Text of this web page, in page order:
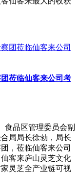
莅临仙客来公司考
食品区管理委员会副
局局长徐勃，局长
，莅临仙客来公司
客来庐山灵芝文化
灵芝全产业链可视